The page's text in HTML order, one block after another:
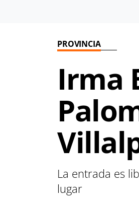
PROVINCIA
Irma
La entrada es
lugar